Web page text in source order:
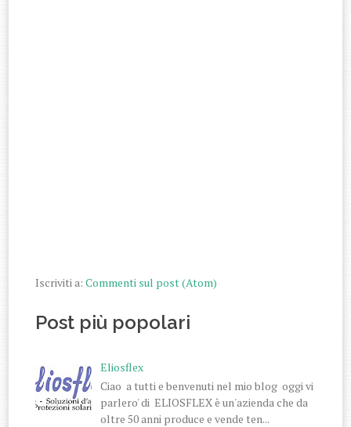
Iscriviti a:Commenti sul post (Atom)
Post più popolari
Eliosflex
Ciao a tutti e benvenuti nel mio blog oggi vi
parlero' di ELIOSFLEX è un'azienda che da
oltre 50 anni produce e vende ten...